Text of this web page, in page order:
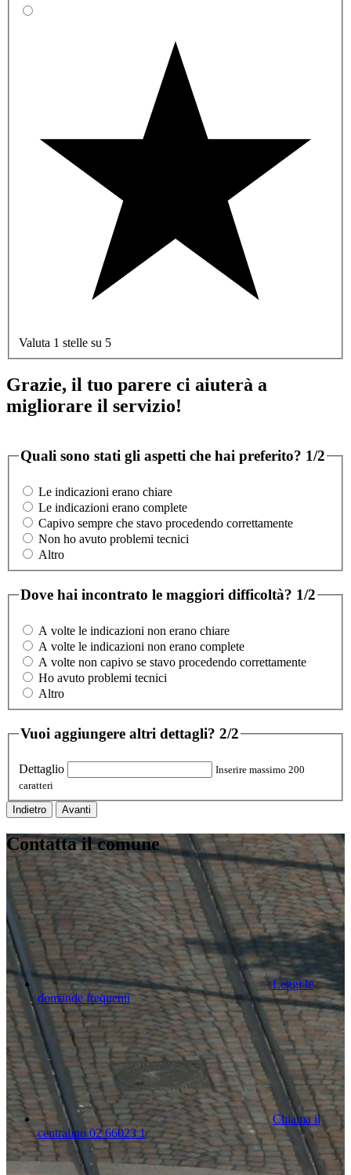
Valuta 1 stelle su 5
Grazie, il tuo parere ci aiuterà a
migliorare il servizio!
Quali sono stati gli aspetti che hai preferito? 1/2
Le indicazioni erano chiare
Le indicazioni erano complete
Capivo sempre che stavo procedendo correttamente
Non ho avuto problemi tecnici
Altro
Dove hai incontrato le maggiori difficoltà? 1/2
A volte le indicazioni non erano chiare
A volte le indicazioni non erano complete
A volte non capivo se stavo procedendo correttamente
Ho avuto problemi tecnici
Altro
Vuoi aggiungere altri dettagli? 2/2
Dettaglio
Inserire massimo 200
caratteri
Indietro Avanti
Contatta il comune
Leggi le
domande frequenti
Chiama il
centralino 02 66023 1